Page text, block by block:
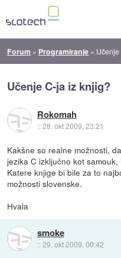
Forum » Programiranje »
Učenje C-ja iz knjig?
Rokomah
::28. okt 2009, 23:21
Kakšne so realne možnosti,
jezika C izključno kot samouk,
Katere knjige bi bile za to
možnosti slovenske.
Hvala
smoke
::29. okt 2009, 00:42